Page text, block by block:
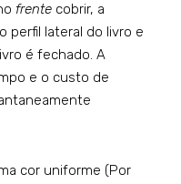
frente cobrir, a
perfil lateral do livro e
é fechado. A
e o custo de
cor uniforme (Por